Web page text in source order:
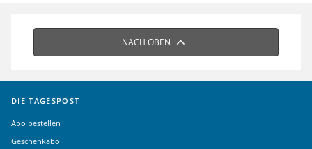
NACH OBEN
DIE TAGESPOST
Abo bestellen
Geschenkabo